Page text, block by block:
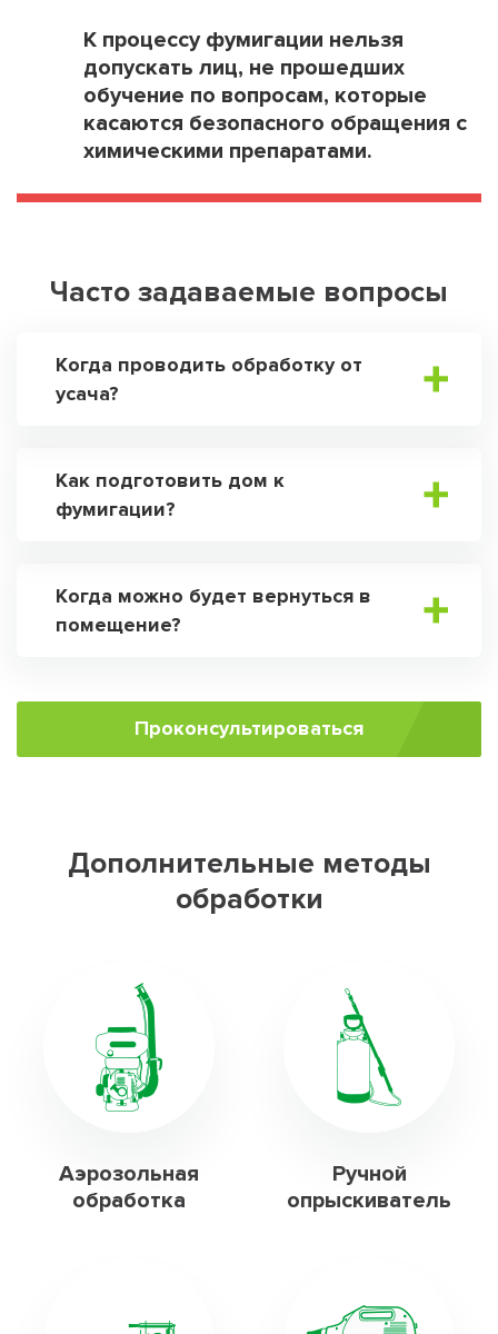
К процессу фумигации нельзя
допускать лиц, не прошедших
обучение по вопросам, которые
касаются безопасного обращения с
химическими препаратами.
Часто задаваемые вопросы
Когда проводить обработку от
усача?
Как подготовить дом к
фумигации?
Когда можно будет вернуться в
помещение?
Проконсультироваться
Дополнительные методы
обработки
Аэрозольная
обработка
Ручной
опрыскиватель